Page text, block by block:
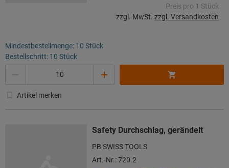
Preis pro 1 Stück
zzgl. MwSt. zzgl. Versandkosten
Mindestbestellmenge: 10 Stück
Bestellschritt: 10 Stück
Artikel merken
Safety Durchschlag, gerändelt
PB SWISS TOOLS
Art.-Nr.: 720.2